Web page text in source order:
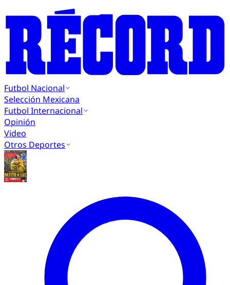
Futbol Nacional
Selección Mexicana
Futbol Internacional
Opinión
Video
Otros Deportes